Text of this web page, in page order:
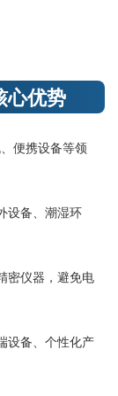
心优势
便携设备等领
设备、潮湿环
密仪器，避免电
设备、个性化产